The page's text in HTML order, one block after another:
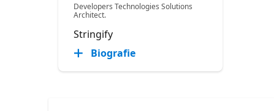
Developers Technologies Solutions
Architect.
Stringify
Biografie